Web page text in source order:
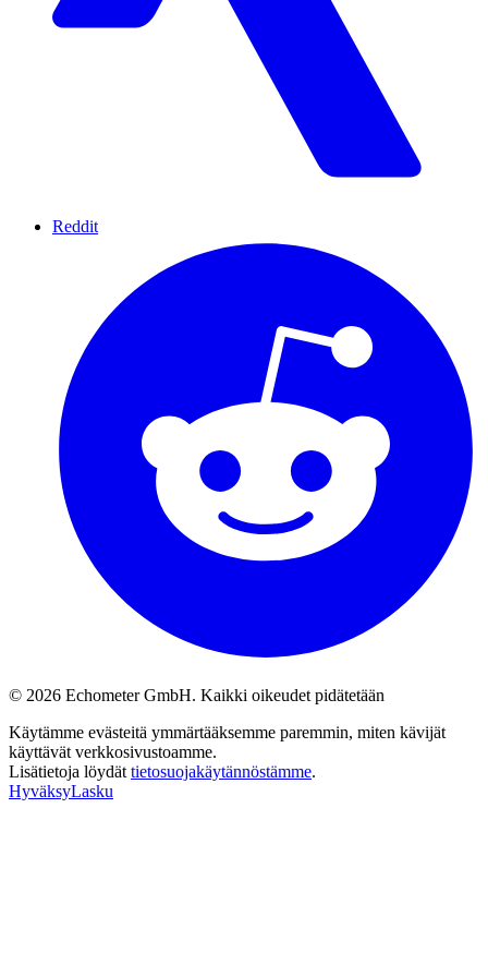
Reddit
© 2026 Echometer GmbH. Kaikki oikeudet pidätetään
Käytämme evästeitä ymmärtääksemme paremmin, miten kävijät
käyttävät verkkosivustoamme.
Lisätietoja löydät tietosuojakäytännöstämme.
HyväksyLasku